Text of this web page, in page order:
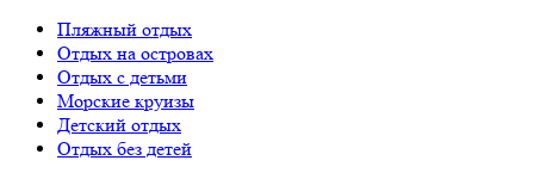
Пляжный отдых
Отдых на островах
Отдых с детьми
Морские круизы
Детский отдых
Отдых без детей